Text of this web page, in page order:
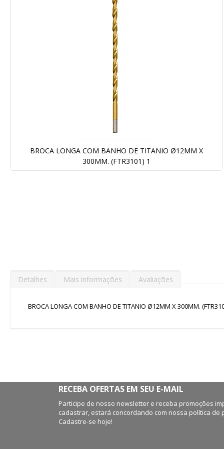
BROCA LONGA COM BANHO DE TITANIO Ø12MM X
300MM. (FTR3101) 1
Detalhes
BROCA LONGA COM BANHO DE TITANIO Ø12MM X 300MM.
Mais informações Avaliações
RECEBA OFERTAS EM SEU E-MAIL
Participe de nosso newsletter e receba promoções
cadastrar, estará concordando com nossa política de
Cadastre-se hoje!